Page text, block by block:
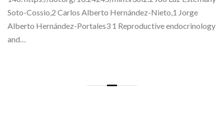
Soto-Cossio,2 Carlos Alberto Hernández-Nieto,1 Jorge
Alberto Hernández-Portales3 1 Reproductive endocrinology
and…